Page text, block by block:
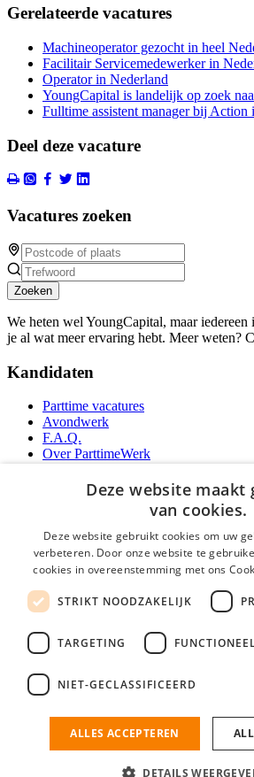
Gerelateerde vacatures
Machineoperator gezocht in heel
Facilitair Servicemedewerker in
Operator in Nederland
YoungCapital is landelijk op zoek
Fulltime assistent manager bij Action
Deel deze vacature
Vacatures zoeken
Zoeken
We heten wel YoungCapital, maar
je al wat meer ervaring hebt. Meer weten?
Kandidaten
Parttime vacatures
Avondwerk
F.A.Q.
Over ParttimeWerk
YoungCapital Android App
Parttime personeel
Vacature aanmelden
Partners
Social
ParttimeWerk.nl is onderdeel van YoungCapital •
Deze website maakt
van cookies.
Deze website gebruikt cookies om uw
verbeteren. Door onze website te
cookies in overeenstemming met ons
STRIKT NOODZAKELIJK
TARGETING
NIET-GECLASSIFICEERD
ALLES ACCEPTEREN
DETAILS